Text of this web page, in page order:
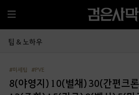
전
체
메
팁 & 노하우
#미세팁 #PVE
8(야영지) 10(별채) 30(간편크